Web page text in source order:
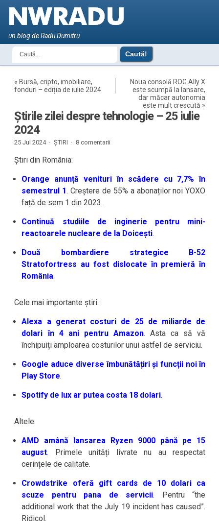
un blog de Radu Dumitru
« Bursă, cripto, imobiliare,
fonduri – ediția de iulie 2024
Noua consolă ROG Ally X
este scumpă la lansare,
dar măcar autonomia
este mult crescută »
Știrile zilei despre tehnologie – 25 iulie
2024
25 Jul 2024 · ȘTIRI · 8 comentarii
Știri din România:
Orange anunță venituri în scădere cu 7,7% în
semestrul 1. Creștere de 55% a abonaților noi YOXO
față de sem 1 din 2023.
Continuă studiile de inginerie pentru mini-
reactoarele nucleare de la Doicești.
Două bombardiere strategice B-52
Stratofortress au fost dislocate în premieră în
România.
Cele mai importante știri:
Alexa a generat costuri de 25 de miliarde de
dolari în 4 ani pentru Amazon. Asta ca să vă
închipuiți amploarea costurilor unui astfel de serviciu.
Google aduce diverse îmbunătățiri și funcții noi în
Play Store.
Spotify de lux ar putea costa 18 dolari.
Altele:
AMD amână lansarea Ryzen 9000 până pe 15
august. Primele unități livrate nu au respectat
cerințele de calitate.
Crowdstrike oferă gift cards de 10 dolari ca
scuze pentru pana de servicii. Pentru “the
additional work that the July 19 incident has caused”.
Ridicol.